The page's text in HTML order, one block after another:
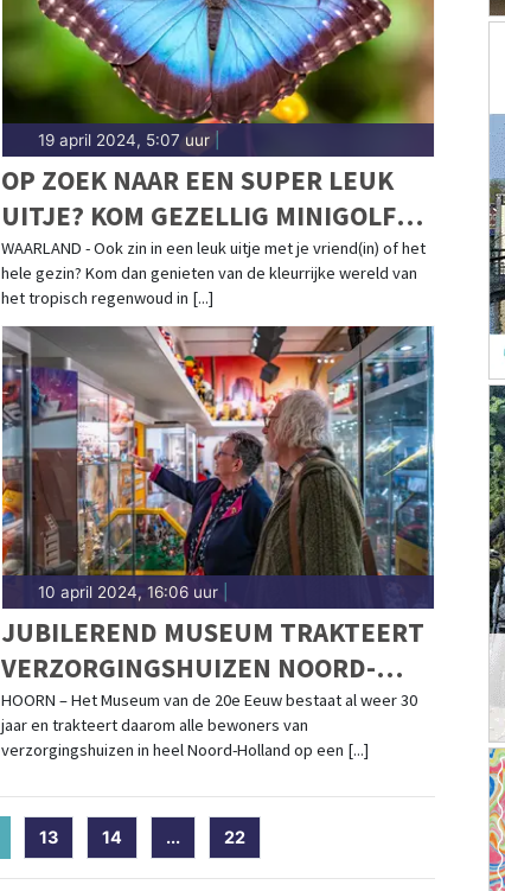
19 april 2024, 5:07 uur|
OP ZOEK NAAR EEN SUPER LEUK
UITJE? KOM GEZELLIG MINIGOLFEN
OF WANDEL TUSSEN DE MOOISTE
VLINDERS IN VLINDORADO
WAARLAND - Ook zin in een leuk uitje met je vriend(in) of het
hele gezin? Kom dan genieten van de kleurrijke wereld van
het tropisch regenwoud in [...]
10 april 2024, 16:06 uur|
JUBILEREND MUSEUM TRAKTEERT
VERZORGINGSHUIZEN NOORD-
HOLLAND
HOORN – Het Museum van de 20e Eeuw bestaat al weer 30
jaar en trakteert daarom alle bewoners van
verzorgingshuizen in heel Noord-Holland op een [...]
(current)
13 14 ... 22